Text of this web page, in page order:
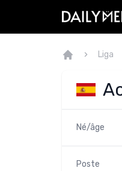
Liga
Né/âge
Poste